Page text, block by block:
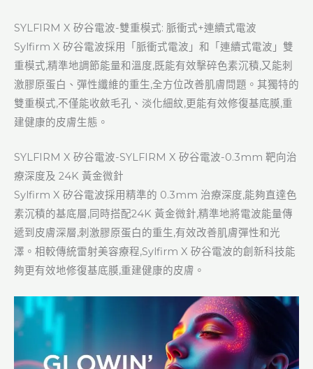
SYLFIRM X 矽谷電波-雙重模式: 脈衝式+連續式電波
Sylfirm X 矽谷電波採用「脈衝式電波」和「連續式電波」雙
重模式,精準地調節能量和溫度,既能有效擊碎色素沉積,又能刺
激膠原蛋白、彈性纖維的重生,全方位改善肌膚問題。其獨特的
雙重模式,不僅能收斂毛孔、淡化細紋,更能有效修復基底膜,重
建健康的皮膚生態。
SYLFIRM X 矽谷電波-SYLFIRM X 矽谷電波-0.3mm 靶向治
療深度及 24K 黃金微針
Sylfirm X 矽谷電波採用精準的 0.3mm 治療深度,能夠直達色
素沉積的基底層,同時搭配24K 黃金微針,精準地將電波能量傳
遞到皮膚深層,刺激膠原蛋白的重生,有效改善肌膚彈性和光
澤。相較傳統雷射美容療程,Sylfirm X 矽谷電波的創新科技能
夠更有效地修復基底膜,重建健康的皮膚。